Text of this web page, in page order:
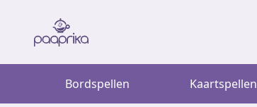
Bordspellen Kaartspellen